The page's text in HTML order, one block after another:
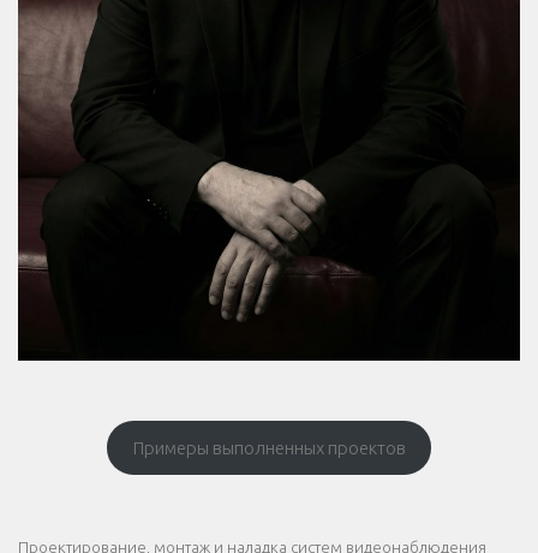
Примеры выполненных проектов
Проектирование, монтаж и наладка систем видеонаблюдения